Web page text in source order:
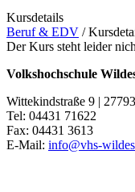
Kursdetails
Beruf & EDV /
Der Kurs steht leider
Volkshochschule
Wittekindstraße 9 |
Tel: 04431 71622
Fax: 04431 3613
E-Mail: info@vhs-